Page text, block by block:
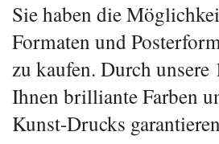
Sie haben die
Formaten und
zu kaufen. Durch
Ihnen brilliante Farben
Kunst-Drucks